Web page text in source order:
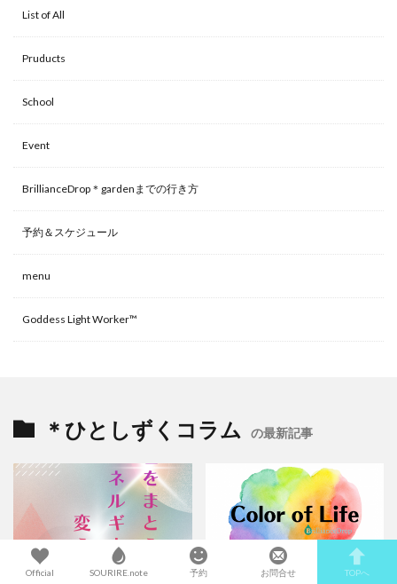
List of All
Pruducts
School
Event
BrillianceDrop＊gardenまでの行き方
予約＆スケジュール
menu
Goddess Light Worker™
＊ひとしずくコラム の最新記事
2026年1月30日 2026年1月22日
Official SOURIRE.note 予約 お問合せ TOPへ